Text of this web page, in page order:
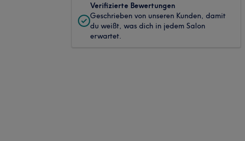
Verifizierte Bewertungen
Geschrieben von unseren Kunden, damit
du weißt, was dich in jedem Salon
erwartet.